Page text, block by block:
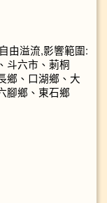
由溢流,影響範圍:
斗六市、莿桐
鄉、口湖鄉、大
腳鄉、東石鄉